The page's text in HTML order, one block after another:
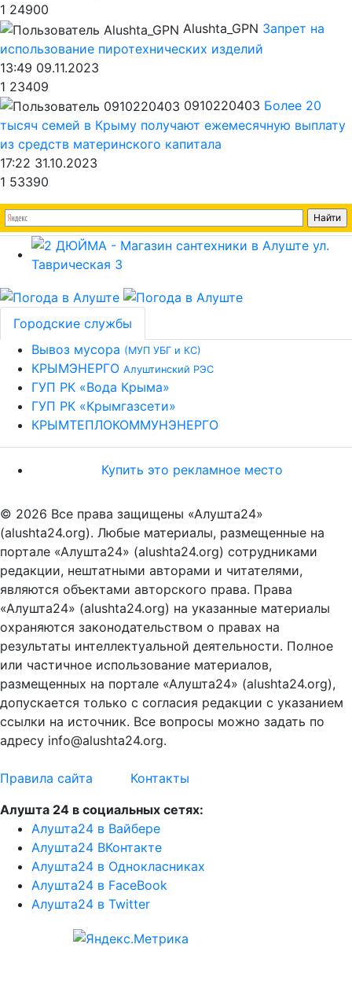
1 24900
Alushta_GPN Запрет на
использование пиротехнических изделий
13:49 09.11.2023
1 23409
0910220403 Более 20
тысяч семей в Крыму получают ежемесячную выплату
из средств материнского капитала
17:22 31.10.2023
1 53390
Городские службы
Вывоз мусора (МУП УБГ и КС)
КРЫМЭНЕРГО Алуштинский РЭС
ГУП РК «Вода Крыма»
ГУП РК «Крымгазсети»
КРЫМТЕПЛОКОММУНЭНЕРГО
Купить это рекламное место
© 2026 Все права защищены «Алушта24»
(alushta24.org). Любые материалы, размещенные на
портале «Алушта24» (alushta24.org) сотрудниками
редакции, нештатными авторами и читателями,
являются объектами авторского права. Права
«Алушта24» (alushta24.org) на указанные материалы
охраняются законодательством о правах на
результаты интеллектуальной деятельности. Полное
или частичное использование материалов,
размещенных на портале «Алушта24» (alushta24.org),
допускается только с согласия редакции с указанием
ссылки на источник. Все вопросы можно задать по
адресу info@alushta24.org.
Правила сайта
Контакты
Алушта 24 в социальных сетях:
Алушта24 в Вайбере
Алушта24 ВКонтакте
Алушта24 в Однокласниках
Алушта24 в FaceBook
Алушта24 в Twitter